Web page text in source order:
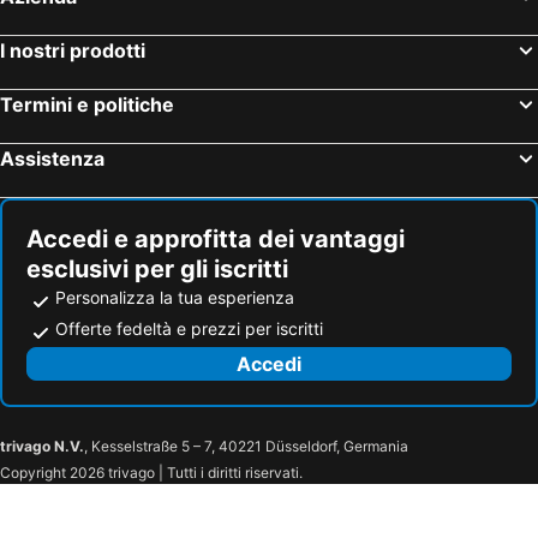
Puri Nusa Beach Hotel
Sari Nusa Inn
The Nicho's Bungalow & Restaurant
Kelingking Tropical
I nostri prodotti
Termini e politiche
Assistenza
Accedi e approfitta dei vantaggi
esclusivi per gli iscritti
Personalizza la tua esperienza
Offerte fedeltà e prezzi per iscritti
Accedi
trivago N.V., Kesselstraße 5 – 7, 40221 Düsseldorf, Germania
Copyright 2026 trivago | Tutti i diritti riservati.